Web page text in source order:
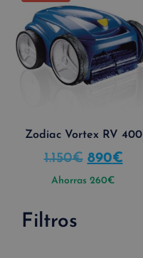
Zodiac Vortex RV 400
1.150€ 890€
Ahorras 260€
Filtros